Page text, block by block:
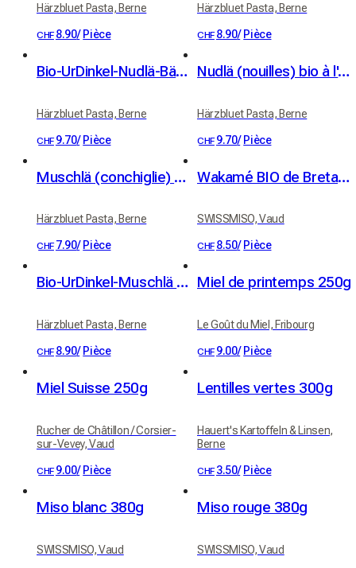
Härzbluet Pasta, Berne
CHF 8.90/ Pièce
Härzbluet Pasta, Berne
CHF 8.90/ Pièce
Bio-UrDinkel-Nudlä-Bärlouch (nouilles bio à l'épeautre et ail des ours, 350 g)
Härzbluet Pasta, Berne
CHF 9.70/ Pièce
Nudlä (nouilles) bio à l'épeautre UrDinkel Gartechrütli (herbes du jardin) (350 g)
Härzbluet Pasta, Berne
CHF 9.70/ Pièce
Muschlä (conchiglie) 400g
Härzbluet Pasta, Berne
CHF 7.90/ Pièce
Wakamé BIO de Bretagne 30g
SWISSMISO, Vaud
CHF 8.50/ Pièce
Bio-UrDinkel-Muschlä (coquillettes à l'épeautre bio, 400 g)
Härzbluet Pasta, Berne
CHF 8.90/ Pièce
Miel de printemps 250g
Le Goût du Miel, Fribourg
CHF 9.00/ Pièce
Miel Suisse 250g
Rucher de Châtillon / Corsier-
sur-Vevey, Vaud
CHF 9.00/ Pièce
Lentilles vertes 300g
Hauert's Kartoffeln & Linsen,
Berne
CHF 3.50/ Pièce
Miso blanc 380g
SWISSMISO, Vaud
Miso rouge 380g
SWISSMISO, Vaud